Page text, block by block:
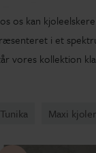
os kan
i et
vores kollektion
Tunika Maxi kjoler